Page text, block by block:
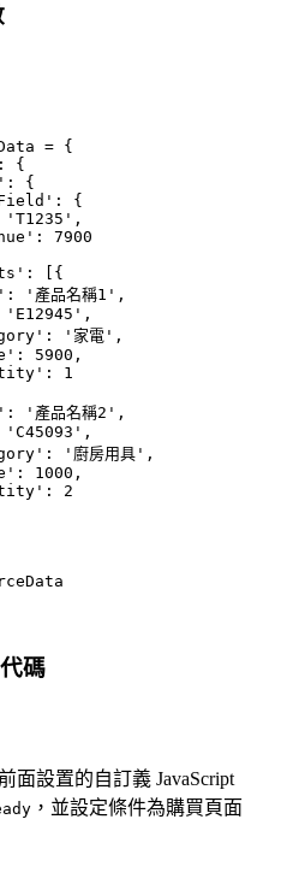
= {
: {
: {
: {
'T1235' ,
: 7900
: [{
: '產品名稱1' ,
'E12945' ,
: '家電' ,
: 5900 ,
: 1
: '產品名稱2' ,
'C45093' ,
: '廚房用具' ,
: 1000 ,
: 2
碼
面設置的自訂義 JavaScript
，並設定條件為購買頁面